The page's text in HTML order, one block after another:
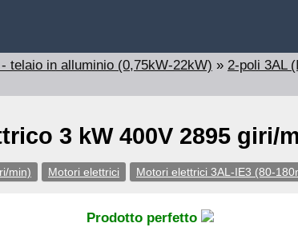
telaio in alluminio (0,75kW-22kW) » 2-poli 3AL
3 kW 400V 2895 giri/
min) Motori elettrici Motori elettrici 3AL-IE3 (80-
Prodotto perfetto